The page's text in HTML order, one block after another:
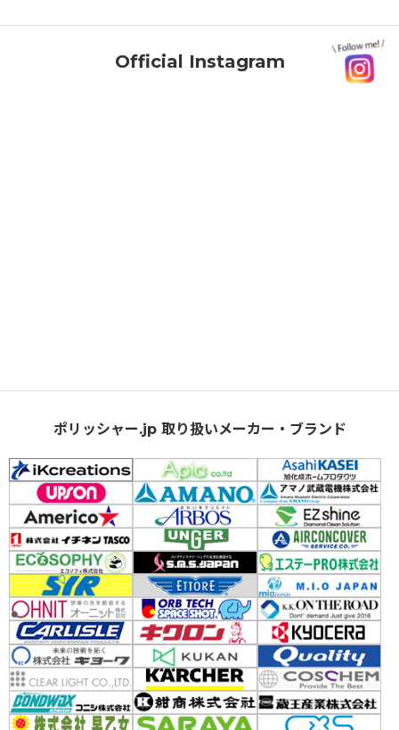
Official Instagram
ポリッシャー.jp 取り扱いメーカー・ブランド